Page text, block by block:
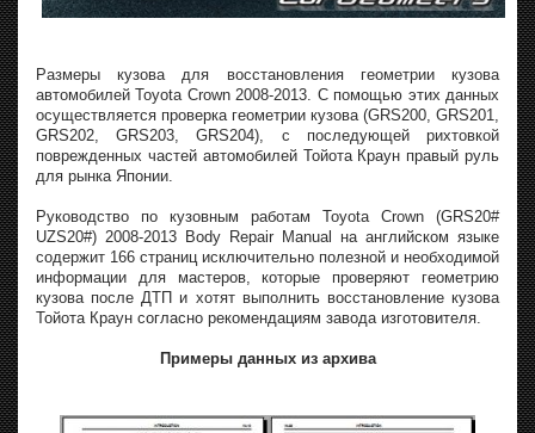
Размеры кузова для восстановления геометрии кузова
автомобилей Toyota Crown 2008-2013. С помощью этих данных
осуществляется проверка геометрии кузова (GRS200, GRS201,
GRS202, GRS203, GRS204), с последующей рихтовкой
поврежденных частей автомобилей Тойота Краун правый руль
для рынка Японии.
Руководство по кузовным работам Toyota Crown (GRS20#
UZS20#) 2008-2013 Body Repair Manual на английском языке
содержит 166 страниц исключительно полезной и необходимой
информации для мастеров, которые проверяют геометрию
кузова после ДТП и хотят выполнить восстановление кузова
Тойота Краун согласно рекомендациям завода изготовителя.
Примеры данных из архива